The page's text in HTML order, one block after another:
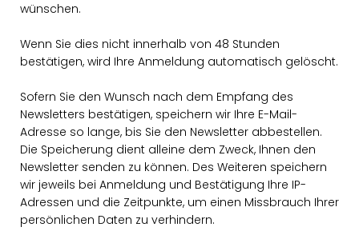
wünschen.
Wenn Sie dies nicht innerhalb von 48 Stunden
bestätigen, wird Ihre Anmeldung automatisch gelöscht.
Sofern Sie den Wunsch nach dem Empfang des
Newsletters bestätigen, speichern wir Ihre E-Mail-
Adresse so lange, bis Sie den Newsletter abbestellen.
Die Speicherung dient alleine dem Zweck, Ihnen den
Newsletter senden zu können. Des Weiteren speichern
wir jeweils bei Anmeldung und Bestätigung Ihre IP-
Adressen und die Zeitpunkte, um einen Missbrauch Ihrer
persönlichen Daten zu verhindern.